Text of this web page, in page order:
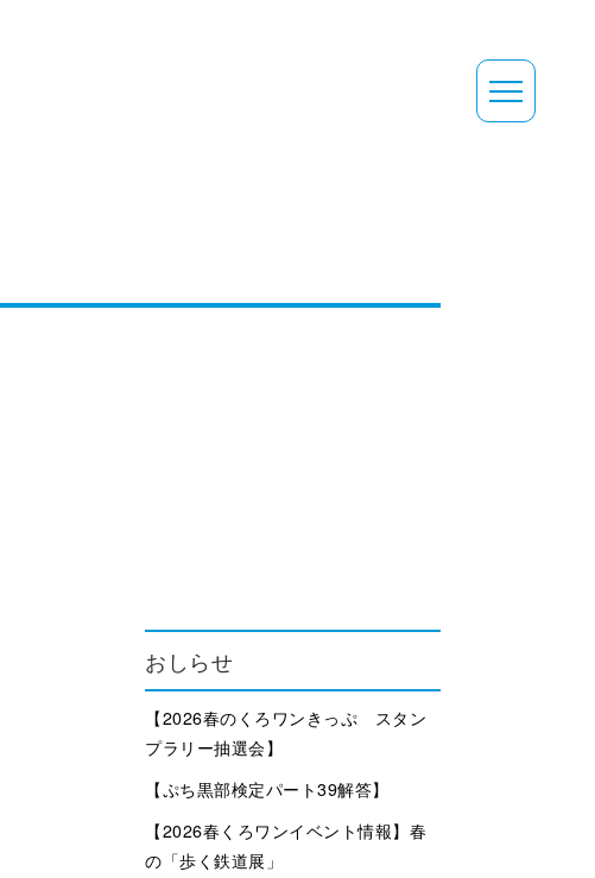
おしらせ
【2026春のくろワンきっぷ スタン
プラリー抽選会】
【ぷち黒部検定パート39解答】
【2026春くろワンイベント情報】春
の「歩く鉄道展」